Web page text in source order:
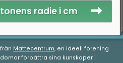
radie i cm
Mattecentrum, en ideell förening
förbättra sina kunskaper i